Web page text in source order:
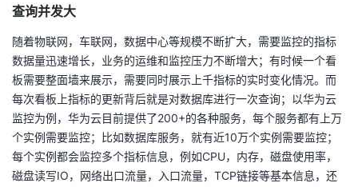
学
堂
我
的
课
我
的
我
我
的
技
术
我
的
云
查询并发大
随着物联网，车联网，数据中心等规模不断扩大，需要监控的指标
数据量迅速增长，业务的运维和监控压力不断增大；有时候一个看
板需要整面墙来展示，需要同时展示上千指标的实时变化情况。而
每次看板上指标的更新背后就是对数据库进行一次查询；以华为云
监控为例，华为云目前提供了200+的各种服务，每个服务都有上万
个实例需要监控；比如数据库服务，就有近10万个实例需要监控；
每个实例都会监控多个指标信息，例如CPU，内存，磁盘使用率，
磁盘读写IO，网络出口流量，入口流量，TCP链接等基本信息，还